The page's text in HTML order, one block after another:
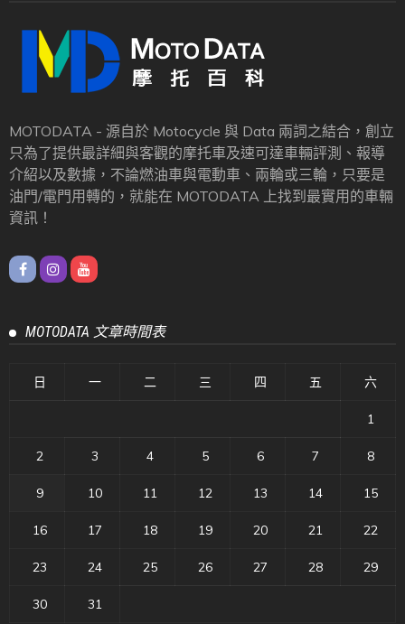
MOTODATA - 源自於 Motocycle 與 Data 兩詞之結合，創立
只為了提供最詳細與客觀的摩托車及速可達車輛評測、報導
介紹以及數據，不論燃油車與電動車、兩輪或三輪，只要是
油門/電門用轉的，就能在 MOTODATA 上找到最實用的車輛
資訊！
MOTODATA 文章時間表
日 一 二 三 四 五 六
1
2 3 4 5 6 7 8
9 10 11 12 13 14 15
16 17 18 19 20 21 22
23 24 25 26 27 28 29
30 31